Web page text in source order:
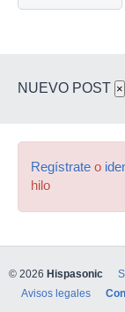
NUEVO POST ×
Regístrate o
hilo
© 2026 Hispasonic
Avisos legales